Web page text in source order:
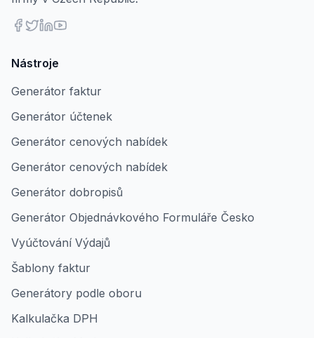
Nástroje
Generátor faktur
Generátor účtenek
Generátor cenových nabídek
Generátor cenových nabídek
Generátor dobropisů
Generátor Objednávkového Formuláře Česko
Vyúčtování Výdajů
Šablony faktur
Generátory podle oboru
Kalkulačka DPH